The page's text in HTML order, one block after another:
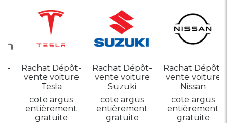
Rachat Dépôt-
vente voiture
Tesla
cote argus
entièrement
gratuite
Rachat Dépôt-
vente voiture
Suzuki
cote argus
entièrement
gratuite
Rachat Dépôt-
vente voiture
Nissan
cote argus
entièrement
gratuite